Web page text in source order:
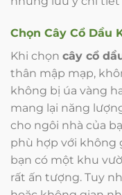
Chọn Cây Cổ Dầu
Khi chọn cây cổ
thân mập mạp,
không bị úa vàng
mang lại năng
cho ngôi nhà của
phù hợp với không
bạn có một khu
rất ấn tượng. Tuy